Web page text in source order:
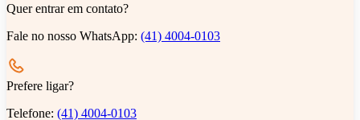
Quer entrar em contato?
Fale no nosso WhatsApp: (41) 4004-0103
Prefere ligar?
Telefone: (41) 4004-0103